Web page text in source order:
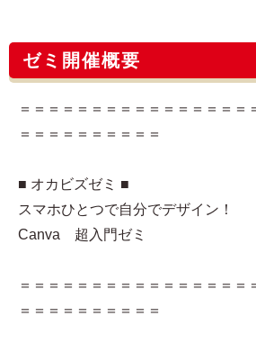
ゼミ開催概要
＝＝＝＝＝＝＝＝＝＝＝＝＝＝＝＝
＝＝＝＝＝＝＝＝＝＝
■ オカビズゼミ ■
スマホひとつで自分でデザイン！
Canva 超入門ゼミ
＝＝＝＝＝＝＝＝＝＝＝＝＝＝＝＝
＝＝＝＝＝＝＝＝＝＝